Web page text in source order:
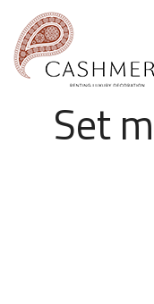
Set